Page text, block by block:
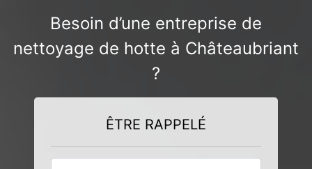
Besoin d’une entreprise de
nettoyage de hotte à Châteaubriant
?
ÊTRE RAPPELÉ